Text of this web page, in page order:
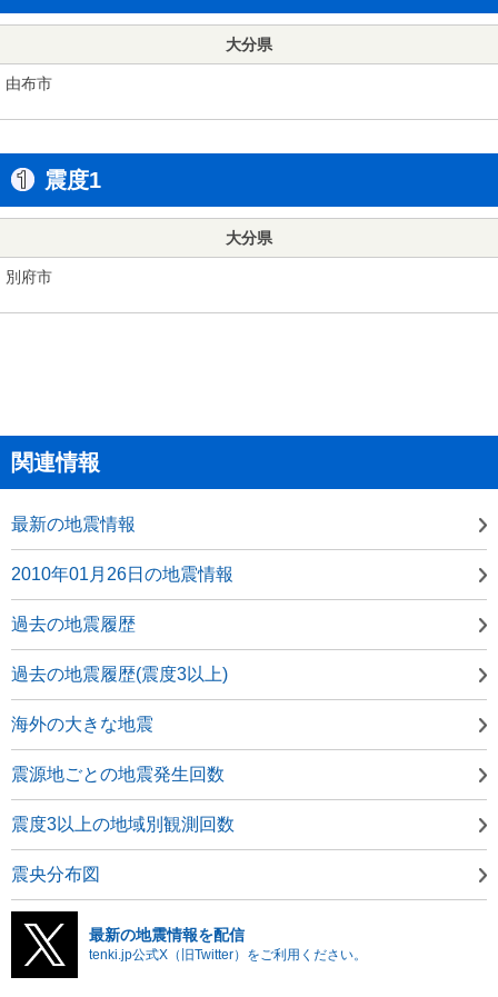
大分県
由布市
震度1
大分県
別府市
関連情報
最新の地震情報
2010年01月26日の地震情報
過去の地震履歴
過去の地震履歴(震度3以上)
海外の大きな地震
震源地ごとの地震発生回数
震度3以上の地域別観測回数
震央分布図
最新の地震情報を配信
tenki.jp公式X（旧Twitter）をご利用ください。